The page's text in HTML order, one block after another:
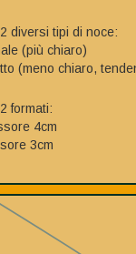
diversi tipi di noce:
(più chiaro)
(meno chiaro,
formati:
4cm
3cm